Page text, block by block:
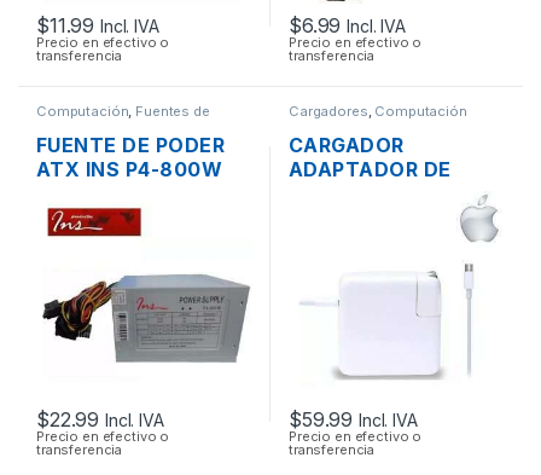
$11.99 Incl. IVA
Precio en efectivo o
transferencia
$6.99 Incl. IVA
Precio en efectivo o
transferencia
Computación Fuentes de
Poder
FUENTE DE PODER
ATX INS P4-800W
CONECTORES
SATA/IDE 38A
$22.99 Incl. IVA
Precio en efectivo o
transferencia
Cargadores Computación
CARGADOR
ADAPTADOR DE
ENERGÍA MAC APPLE
MACBOOK PRO USB-
C 20V 3A 61W
$59.99 Incl. IVA
Precio en efectivo o
transferencia